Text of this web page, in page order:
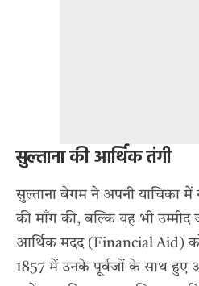
सुल्ताना की आर्थिक तंगी
सुल्ताना बेगम ने अपनी याचिका
की माँग की, बल्कि यह भी उम्मीद
आर्थिक मदद (Financial Aid)
1857 में उनके पूर्वजों के साथ हुए